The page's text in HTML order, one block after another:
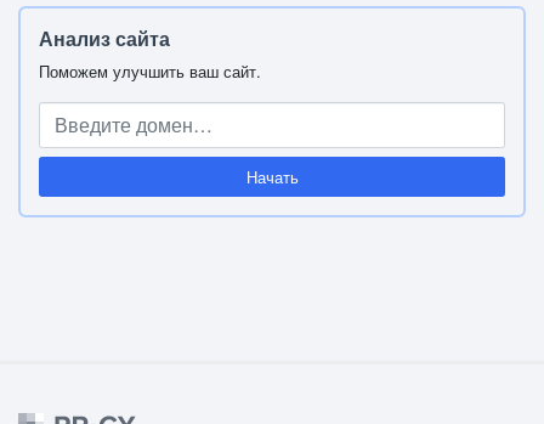
Анализ сайта
Поможем улучшить ваш сайт.
Начать